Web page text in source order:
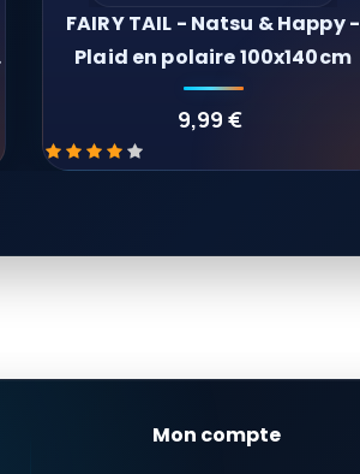
FAIRY TAIL - Natsu & Happy -
Plaid en polaire 100x140cm
9,99 €
Mon compte